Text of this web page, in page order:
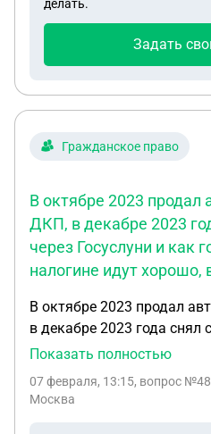
делать.
Задать
Гражданское право
В октябре 2023 продал
ДКП, в декабре 2023
через Госуслуни и как
налогине идут хорошо,
В октябре 2023 продал
в декабре 2023 года снял
Госуслуни и как
производство от
Показать полностью
07 февраля, 13:15, вопрос
Москва